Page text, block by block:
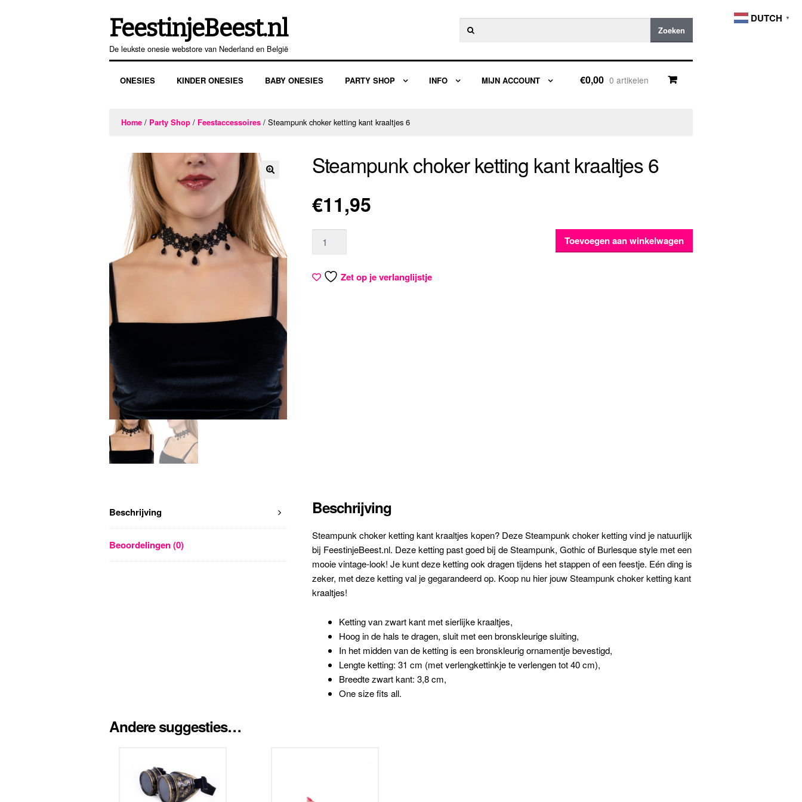
Ga
door
naar
Ga
direct
naar
inhoud
FeestinjeBeest.nl
De leukste onesie webstore van Nederland en België
naar:
Zoeken
ONESIES KINDER ONESIES BABY ONESIES PARTY SHOP INFO MIJN ACCOUNT €0,00 0 artikelen
Home / Party Shop / Feestaccessoires / Steampunk choker ketting kant kraaltjes 6
Steampunk choker ketting kant kraaltjes 6
€11,95
Toevoegen aan winkelwagen
Zet op je verlanglijstje
Beschrijving
Beoordelingen (0)
Beschrijving
Steampunk choker ketting kant kraaltjes kopen? Deze Steampunk choker ketting vind je natuurlijk
bij FeestinjeBeest.nl. Deze ketting past goed bij de Steampunk, Gothic of Burlesque style met een
mooie vintage-look! Je kunt deze ketting ook dragen tijdens het stappen of een feestje. Eén ding is
zeker, met deze ketting val je gegarandeerd op. Koop nu hier jouw Steampunk choker ketting kant
kraaltjes!
Ketting van zwart kant met sierlijke kraaltjes,
Hoog in de hals te dragen, sluit met een bronskleurige sluiting,
In het midden van de ketting is een bronskleurig ornamentje bevestigd,
Lengte ketting: 31 cm (met verlengkettinkje te verlengen tot 40 cm),
Breedte zwart kant: 3,8 cm,
One size fits all.
Andere suggesties…
DUTCH ▼